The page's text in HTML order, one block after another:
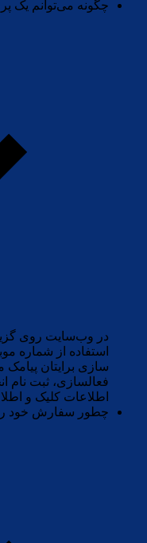
چگونه می‌توانم یک
در وب‌سایت روی
استفاده از شماره
سازی برایتان
فعالسازی، ثبت
اطلاعات کلیک و
چطور سفارش خود